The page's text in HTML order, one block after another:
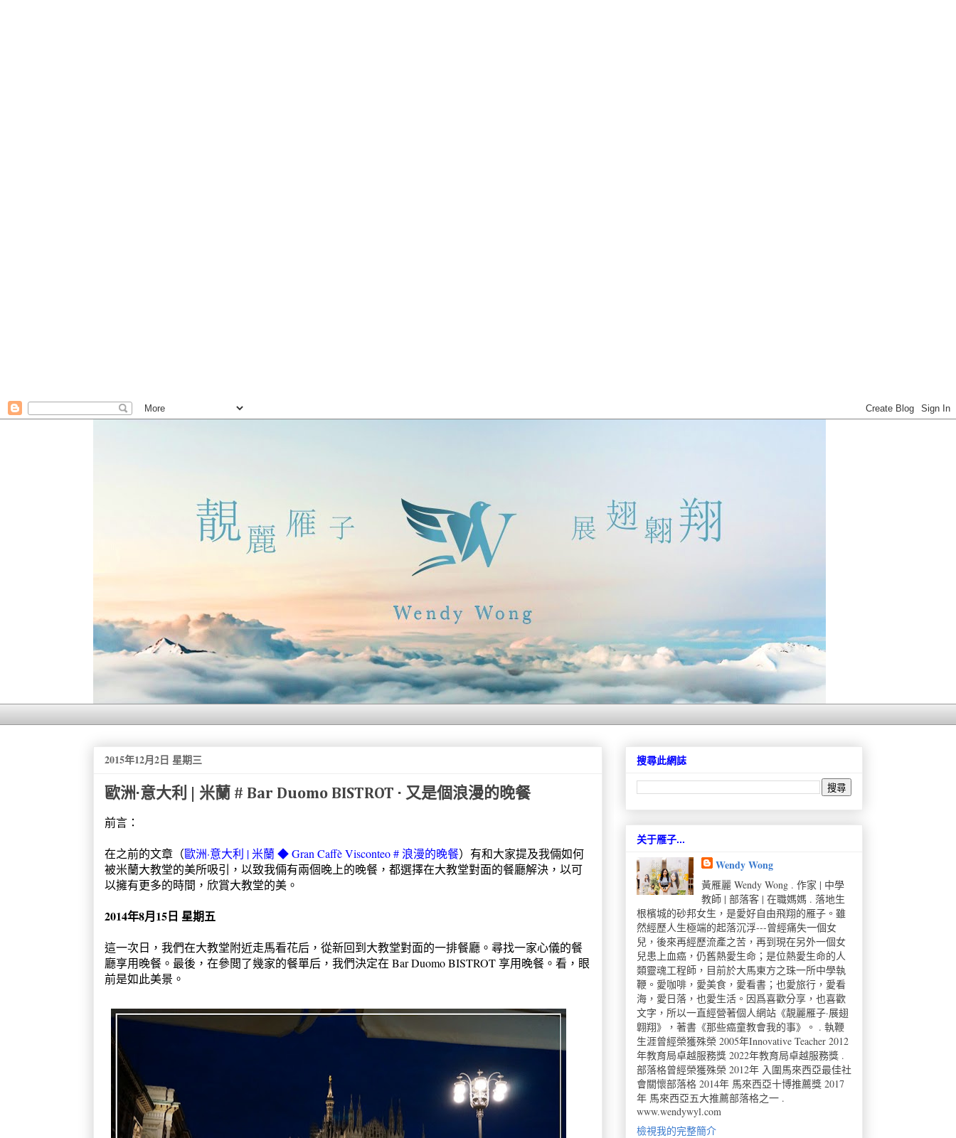
2015年12月2日 星期三
歐洲·意大利 | 米蘭 # Bar Duomo BISTROT · 又是個浪漫的晚餐
前言：
在之前的文章（歐洲·意大利 | 米蘭 ◆ Gran Caffè Visconteo # 浪漫的晚餐）有和大家提及我倆如何
被米蘭大教堂的美所吸引，以致我倆有兩個晚上的晚餐，都選擇在大教堂對面的餐廳解決，以可
以擁有更多的時間，欣賞大教堂的美。
2014年8月15日 星期五
這一次日，我們在大教堂附近走馬看花后，從新回到大教堂對面的一排餐廳。尋找一家心儀的餐
廳享用晚餐。最後，在參閲了幾家的餐單后，我們決定在 Bar Duomo BISTROT享用晚餐。看，眼
前是如此美景。
搜尋此網誌
关于雁子...
Wendy Wong
黃雁麗 Wendy Wong . 作家 | 中學
教師 | 部落客 | 在職媽媽 . 落地生
根檳城的砂邦女生，是愛好自由飛翔的雁子。雖
然經歷人生極端的起落沉浮---曾經痛失一個女
兒，後來再經歷流產之苦，再到現在另外一個女
兒患上血癌，仍舊熱愛生命；是位熱愛生命的人
類靈魂工程師，目前於大馬東方之珠一所中學執
鞭。愛咖啡，愛美食，愛看書；也愛旅行，愛看
海，愛日落，也愛生活。因爲喜歡分享，也喜歡
文字，所以一直經營著個人網站《靚麗雁子·展翅
翺翔》，著書《那些癌童教會我的事》。 . 執鞭
生涯曾經榮獲殊榮 2005年Innovative Teacher 2012
年教育局卓越服務獎 2022年教育局卓越服務獎 .
部落格曾經榮獲殊榮 2012年 入圍馬來西亞最佳社
會關懷部落格 2014年 馬來西亞十博推薦獎 2017
年 馬來西亞五大推薦部落格之一 .
www.wendywyl.com
檢視我的完整簡介